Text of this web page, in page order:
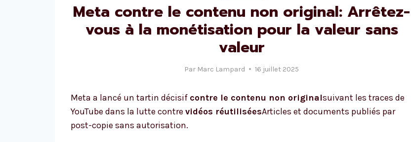
Meta contre le contenu non original: Arrêtez-
vous à la monétisation pour la valeur sans
valeur
Par Marc Lampard 16 juillet 2025
Meta a lancé un tartin décisif contre le contenu non originalsuivant les traces de
YouTube dans la lutte contre vidéos réutiliséesArticles et documents publiés par
post-copie sans autorisation.